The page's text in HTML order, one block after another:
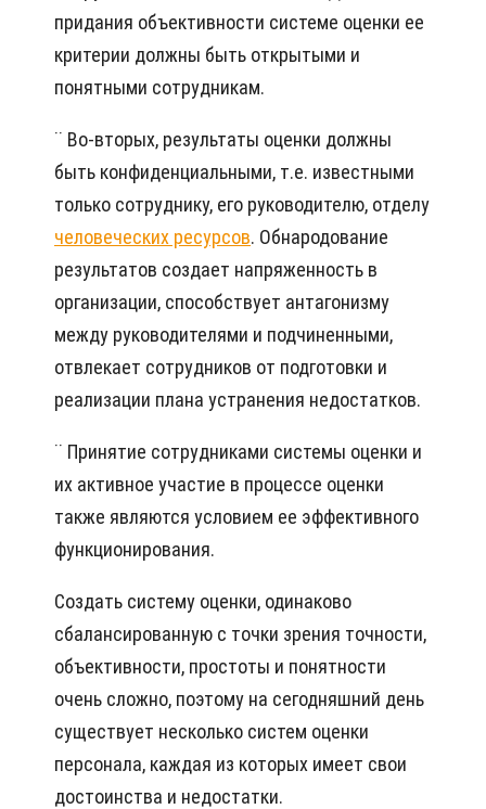
придания объективности системе оценки ее
критерии должны быть открытыми и
понятными сотрудникам.
¨ Во-вторых, результаты оценки должны
быть конфиденциальными, т.е. известными
только сотруднику, его руководителю, отделу
человеческих ресурсов. Обнародование
результатов создает напряженность в
организации, способствует антагонизму
между руководителями и подчиненными,
отвлекает сотрудников от подготовки и
реализации плана устранения недостатков.
¨ Принятие сотрудниками системы оценки и
их активное участие в процессе оценки
также являются условием ее эффективного
функционирования.
Создать систему оценки, одинаково
сбалансированную с точки зрения точности,
объективности, простоты и понятности
очень сложно, поэтому на сегодняшний день
существует несколько систем оценки
персонала, каждая из которых имеет свои
достоинства и недостатки.